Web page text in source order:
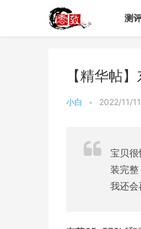
测
【精华帖
小白 • 2022/11/
宝贝
装完
我还